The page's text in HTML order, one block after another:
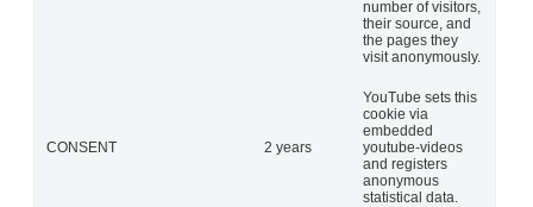
number of visitors,
their source, and
the pages they
visit anonymously.
CONSENT 2 years
YouTube sets this
cookie via
embedded
youtube-videos
and registers
anonymous
statistical data.